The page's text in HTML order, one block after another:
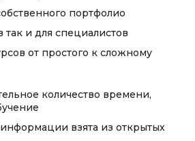
портфолио
так и для специалистов
от простого к сложному
количество времени,
взята из открытых